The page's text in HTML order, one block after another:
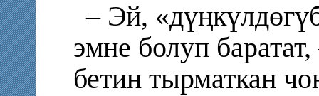
– Эй,
эмне болуп
бетин тырматкан